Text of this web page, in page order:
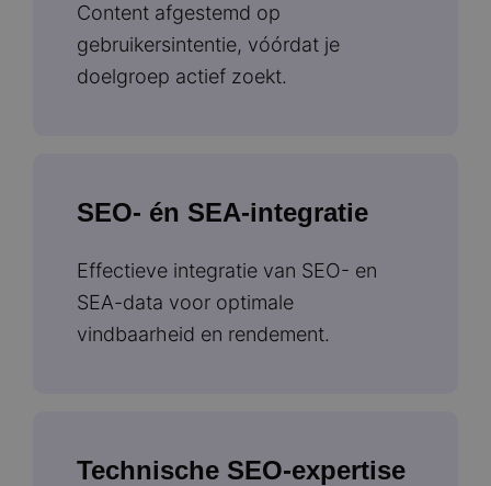
Content afgestemd op
gebruikersintentie, vóórdat je
doelgroep actief zoekt.
SEO- én SEA-integratie
Effectieve integratie van SEO- en
SEA-data voor optimale
vindbaarheid en rendement.
Technische SEO-expertise